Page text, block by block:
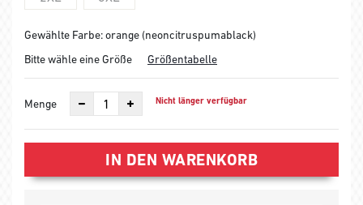
Gewählte Farbe: orange (neoncitruspumablack)
Bitte wähle eine Größe
Größentabelle
Menge Nicht länger verfügbar
IN DEN WARENKORB